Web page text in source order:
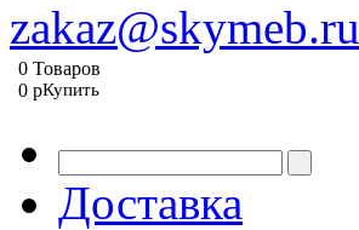
zakaz@skymeb.ru
0 Товаров
0 pКупить
Доставка